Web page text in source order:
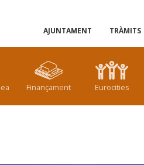
AJUNTAMENT TRÀMITS
Finançament Eurocities